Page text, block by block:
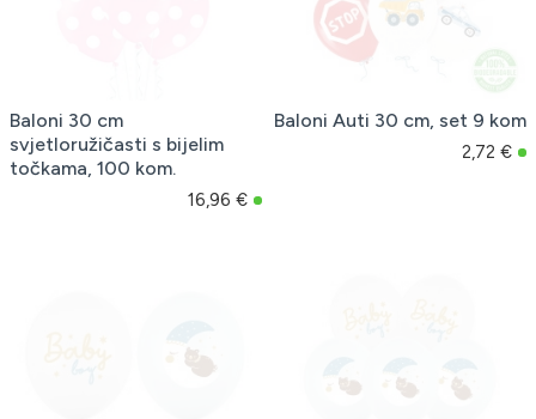
Baloni 30 cm
svjetloružičasti s bijelim
točkama, 100 kom.
16,96 €
Baloni Auti 30 cm, set 9 kom
2,72 €